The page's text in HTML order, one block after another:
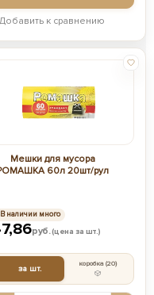
Добавить к сравнению
Мешки для мусора
60л 20шт/рул
руб.(цена за шт.)
за шт. коробка(20)
В наличии много